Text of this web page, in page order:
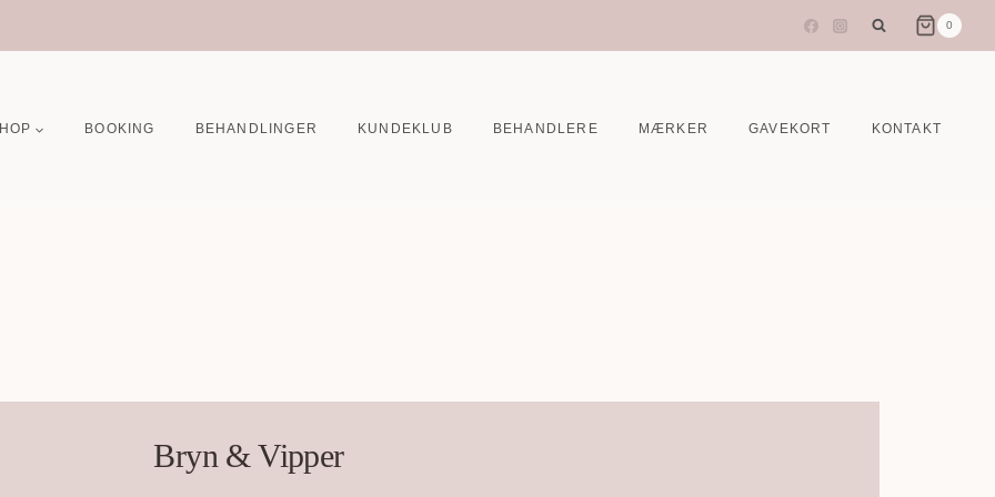
0
BOOKING BEHANDLINGER KUNDEKLUB BEHANDLERE MÆRKER GAVEKORT KONTAKT
Bryn & Vipper